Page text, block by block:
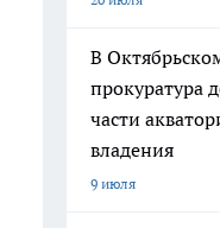
В
прокуратура
части
владения
9 июля